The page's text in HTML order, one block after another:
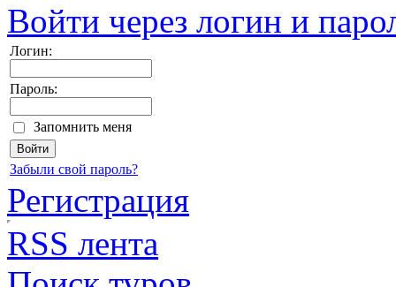
Войти через логин и
Логин:
Пароль:
Запомнить меня
Забыли свой пароль?
Регистрация
RSS лента